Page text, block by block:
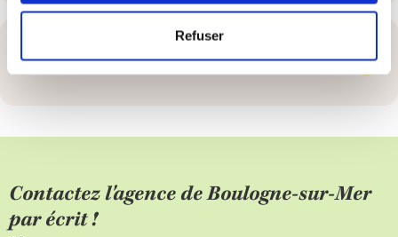
Refuser
Les aides financières
Contactez l'agence de Boulogne-sur-Mer
par écrit !